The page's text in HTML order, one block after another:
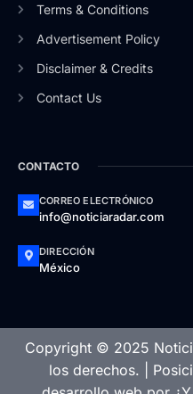
Terms & Conditions
Advertisement Policy
Disclaimer & Credits
Contact Us
CONTACTO
CORREO ELECTRÓNICO
info@noticiaradar.com
DIRECCIÓN
México
Copyright © 2025
los derechos. |